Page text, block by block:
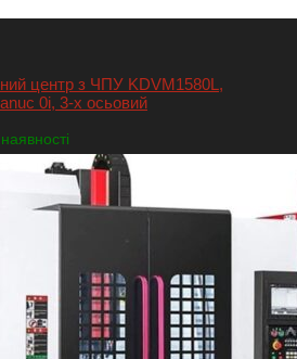
центр з ЧПУ KDVM1580L,
0i, 3-х осьовий